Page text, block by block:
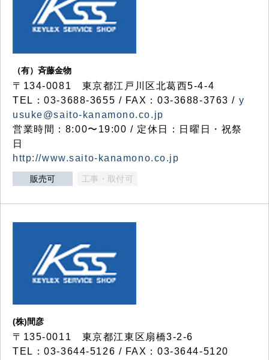
（有）斉藤金物
〒134-0081 東京都江戸川区北葛西5-4-4
TEL：03-3688-3655 / FAX：03-3688-3763 / y
usuke@saito-kanamono.co.jp
営業時間：8:00〜19:00 / 定休日：日曜日・祝祭
日
http://www.saito-kanamono.co.jp
販売可 工事・取付可
(株)間彦
〒135-0011 東京都江東区扇橋3-2-6
TEL：03-3644-5126 / FAX：03-3644-5120